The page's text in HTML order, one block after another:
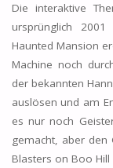
Die interaktive
ursprünglich
Haunted Mansion
Machine noch
der bekannten
auslösen und am
es nur noch
gemacht, aber den
Blasters on Boo